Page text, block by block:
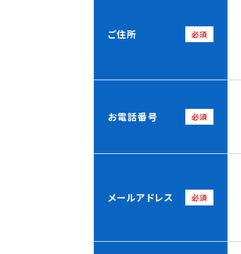
ご住所 必須
お電話番号 必須
メールアドレス 必須